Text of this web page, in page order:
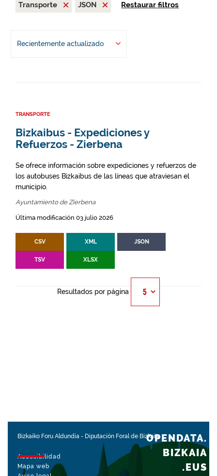
Transporte
JSON Restaurar filtros
Recientemente actualizado
TRANSPORTE
Bizkaibus - Expediciones y
Refuerzos - Zierbena
Se ofrece información sobre expediciones y refuerzos de
los autobuses Bizkaibus de las líneas que atraviesan el
municipio.
Ayuntamiento de Zierbena
Última modificación 03 julio 2026
CSV XML JSON
TSV XLSX
Resultados por página
Bizkaiko Foru Aldundia - Diputación Foral de Bizkaia
Accesibilidad
Mapa web
OPENDATA.
BIZKAIA
.EUS